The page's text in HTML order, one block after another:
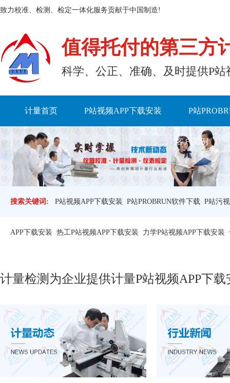
致力校准、检测、检定一体化服务贡献于中国制造!
值得托付的第三方
科学、公正、准确、及时提
计量首页 P站视频APP下载安装 P站
客户案例
搜索关键词: P站视频APP下载安装 P站PROBRUN软件下载 P站污
APP下载安装 热工P站视频APP下载安装 力学P站视频APP下载安装
计量检测为企业提供计量P站视频APP下载